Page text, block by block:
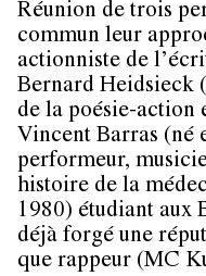
Réunion de trois
commun leur
actionniste de
Bernard Heidsieck
de la poésie-action
Vincent Barras (né
performeur,
histoire de la
1980) étudiant aux
déjà forgé une
que rappeur (MC